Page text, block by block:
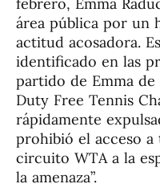
febrero, Emma
área pública por un
actitud acosadora.
identificado en las
partido de Emma
Duty Free Tennis
rápidamente
prohibió el acceso
circuito WTA a la
la amenaza”.